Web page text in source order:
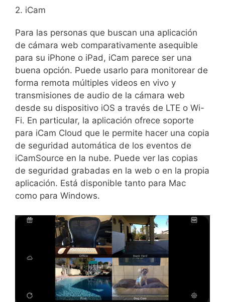
2. iCam
Para las personas que buscan una aplicación
de cámara web comparativamente asequible
para su iPhone o iPad, iCam parece ser una
buena opción. Puede usarlo para monitorear de
forma remota múltiples videos en vivo y
transmisiones de audio de la cámara web
desde su dispositivo iOS a través de LTE o Wi-
Fi. En particular, la aplicación ofrece soporte
para iCam Cloud que le permite hacer una copia
de seguridad automática de los eventos de
iCamSource en la nube. Puede ver las copias
de seguridad grabadas en la web o en la propia
aplicación. Está disponible tanto para Mac
como para Windows.